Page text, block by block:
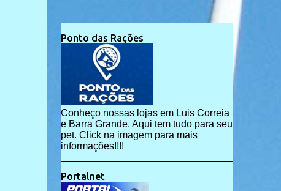
Ponto das Rações
Conheço nossas lojas em Luis Correia
e Barra Grande. Aqui tem tudo para seu
pet. Click na imagem para mais
informações!!!!
Portalnet